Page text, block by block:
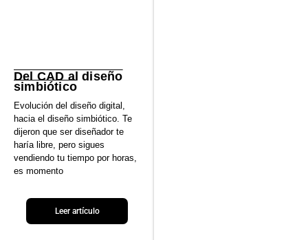
Del CAD al diseño
simbiótico
Evolución del diseño digital,
hacia el diseño simbiótico. Te
dijeron que ser diseñador te
haría libre, pero sigues
vendiendo tu tiempo por horas,
es momento
Leer artículo